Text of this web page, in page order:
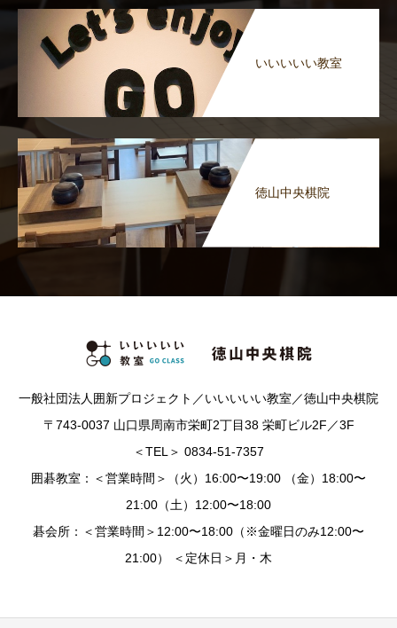
いいいいい教室
徳山中央棋院
一般社団法人囲新プロジェクト／いいいいい教室／徳山中央棋院
〒743-0037 山口県周南市栄町2丁目38 栄町ビル2F／3F
＜TEL＞ 0834-51-7357
囲碁教室：＜営業時間＞（火）16:00〜19:00 （金）18:00〜
21:00（土）12:00〜18:00
碁会所：＜営業時間＞12:00〜18:00（※金曜日のみ12:00〜
21:00） ＜定休日＞月・木